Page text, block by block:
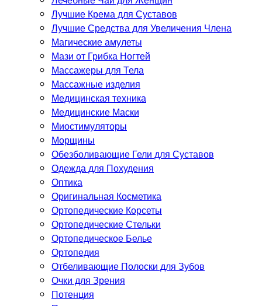
Лучшие Крема для Суставов
Лучшие Средства для Увеличения Члена
Магические амулеты
Мази от Грибка Ногтей
Массажеры для Тела
Массажные изделия
Медицинская техника
Медицинские Маски
Миостимуляторы
Морщины
Обезболивающие Гели для Суставов
Одежда для Похудения
Оптика
Оригинальная Косметика
Ортопедические Корсеты
Ортопедические Стельки
Ортопедическое Белье
Ортопедия
Отбеливающие Полоски для Зубов
Очки для Зрения
Потенция